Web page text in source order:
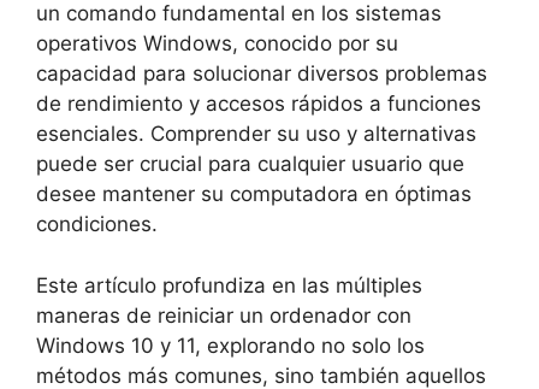
un comando fundamental en los sistemas
operativos Windows, conocido por su
capacidad para solucionar diversos problemas
de rendimiento y accesos rápidos a funciones
esenciales. Comprender su uso y alternativas
puede ser crucial para cualquier usuario que
desee mantener su computadora en óptimas
condiciones.
Este artículo profundiza en las múltiples
maneras de reiniciar un ordenador con
Windows 10 y 11, explorando no solo los
métodos más comunes, sino también aquellos